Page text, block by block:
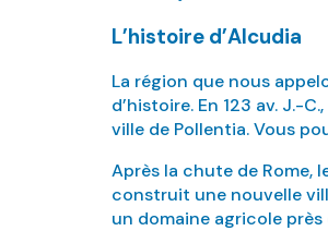
L’histoire d’Alcudia
La région que nous
d’histoire. En 123 av. J.-
ville de Pollentia. Vous
Après la chute de Rome,
construit une nouvelle
un domaine agricole